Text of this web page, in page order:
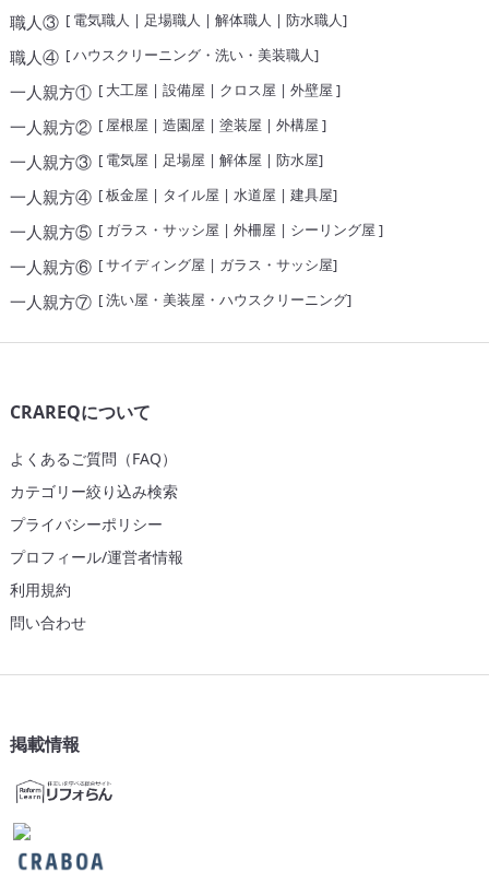
職人③[ 電気職人 | 足場職人 | 解体職人 | 防水職人]
職人④[ハウスクリーニング・洗い・美装職人]
一人親方①[ 大工屋 | 設備屋 | クロス屋 | 外壁屋 ]
一人親方②[ 屋根屋 | 造園屋 | 塗装屋 | 外構屋 ]
一人親方③[ 電気屋 | 足場屋 | 解体屋 | 防水屋]
一人親方④[板金屋 | タイル屋 | 水道屋 | 建具屋]
一人親方⑤[ ガラス・サッシ屋 | 外柵屋 | シーリング屋 ]
一人親方⑥[サイディング屋 | ガラス・サッシ屋]
一人親方⑦[洗い屋・美装屋・ハウスクリーニング]
CRAREQについて
よくあるご質問（FAQ）
カテゴリー絞り込み検索
プライバシーポリシー
プロフィール/運営者情報
利用規約
問い合わせ
掲載情報